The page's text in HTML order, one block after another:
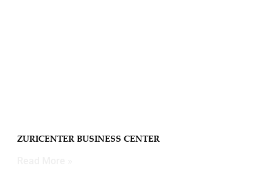
ZURICENTER BUSINESS CENTER